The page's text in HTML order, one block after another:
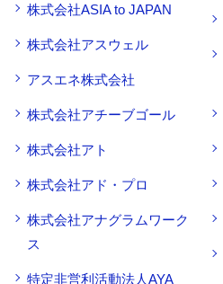
株式会社ASIA to JAPAN
株式会社アスウェル
アスエネ株式会社
株式会社アチーブゴール
株式会社アト
株式会社アド・プロ
株式会社アナグラムワーク
ス
特定非営利活動法人AYA